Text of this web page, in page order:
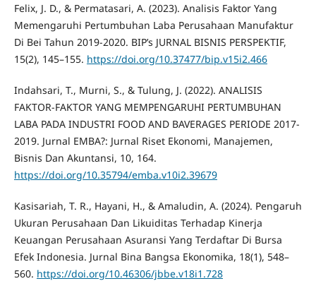
Felix, J. D., & Permatasari, A. (2023). Analisis Faktor Yang
Memengaruhi Pertumbuhan Laba Perusahaan Manufaktur
Di Bei Tahun 2019-2020. BIP’s JURNAL BISNIS PERSPEKTIF,
15(2), 145–155. https://doi.org/10.37477/bip.v15i2.466
Indahsari, T., Murni, S., & Tulung, J. (2022). ANALISIS
FAKTOR-FAKTOR YANG MEMPENGARUHI PERTUMBUHAN
LABA PADA INDUSTRI FOOD AND BAVERAGES PERIODE 2017-
2019. Jurnal EMBA?: Jurnal Riset Ekonomi, Manajemen,
Bisnis Dan Akuntansi, 10, 164.
https://doi.org/10.35794/emba.v10i2.39679
Kasisariah, T. R., Hayani, H., & Amaludin, A. (2024). Pengaruh
Ukuran Perusahaan Dan Likuiditas Terhadap Kinerja
Keuangan Perusahaan Asuransi Yang Terdaftar Di Bursa
Efek Indonesia. Jurnal Bina Bangsa Ekonomika, 18(1), 548–
560. https://doi.org/10.46306/jbbe.v18i1.728